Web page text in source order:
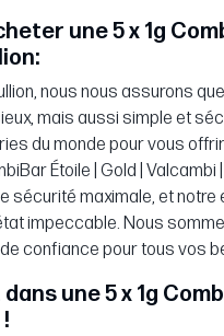
une 5 x 1g
nous nous assurons
mais aussi simple et
du monde pour vous
Étoile | Gold |
sécurité maximale, et
impeccable. Nous
confiance pour tous vos
une 5 x 1g